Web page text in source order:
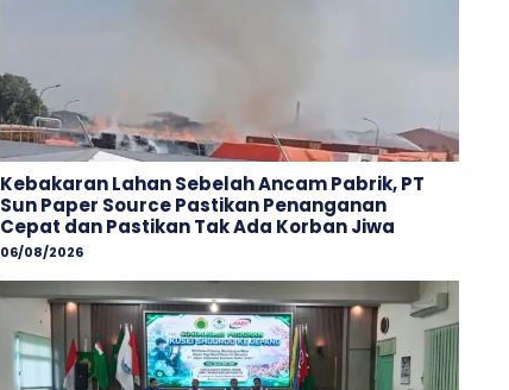
Kebakaran Lahan Sebelah Ancam Pabrik, PT
Sun Paper Source Pastikan Penanganan
Cepat dan Pastikan Tak Ada Korban Jiwa
06/08/2026